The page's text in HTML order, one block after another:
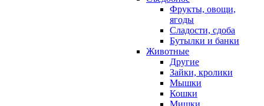
Фрукты, овощи,
ягоды
Сладости, сдоба
Бутылки и банки
Животные
Другие
Зайки, кролики
Мышки
Кошки
Мишки